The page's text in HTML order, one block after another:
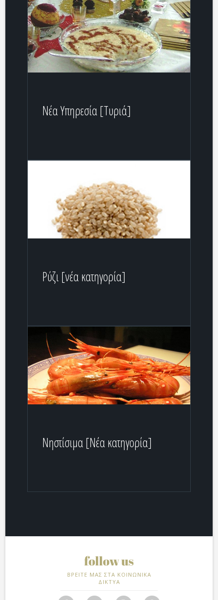
Νέα Υπηρεσία [Τυριά]
Ρύζι [νέα κατηγορία]
Νηστίσιμα [Νέα κατηγορία]
ΒΡΕΙΤΕ ΜΑΣ ΣΤΑ ΚΟΙΝΩΝΙΚΑ
ΔΙΚΤΥΑ